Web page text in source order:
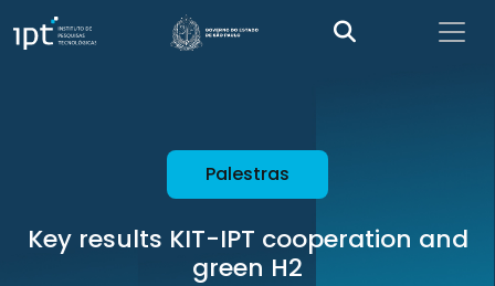
Palestras
Key results KIT-IPT cooperation and
green H2